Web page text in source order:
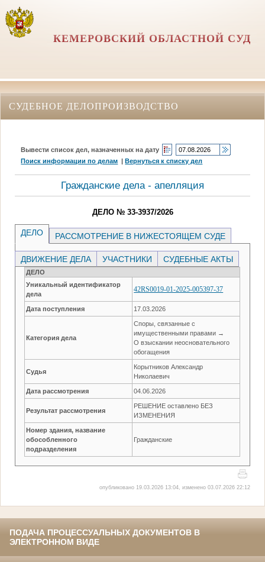
КЕМЕРОВСКИЙ ОБЛАСТНОЙ СУД
СУДЕБНОЕ ДЕЛОПРОИЗВОДСТВО
Вывести список дел, назначенных на дату
Поиск информации по делам |Вернуться к списку дел
Гражданские дела - апелляция
ДЕЛО № 33-3937/2026
ДЕЛО РАССМОТРЕНИЕ В НИЖЕСТОЯЩЕМ СУДЕ
ДВИЖЕНИЕ ДЕЛА УЧАСТНИКИ СУДЕБНЫЕ АКТЫ
ДЕЛО
Уникальный идентификатор
дела
42RS0019-01-2025-005397-37
Дата поступления 17.03.2026
Категория дела
Споры, связанные с
имущественными правами →
О взыскании неосновательного
обогащения
Судья
Корытников Александр
Николаевич
Дата рассмотрения 04.06.2026
Результат рассмотрения
РЕШЕНИЕ оставлено БЕЗ
ИЗМЕНЕНИЯ
Номер здания, название
обособленного
подразделения
Гражданские
опубликовано 19.03.2026 13:04, изменено 03.07.2026 22:12
ПОДАЧА ПРОЦЕССУАЛЬНЫХ ДОКУМЕНТОВ В
ЭЛЕКТРОННОМ ВИДЕ